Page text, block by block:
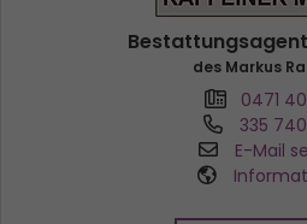
des Markus
0471
335
E-Mail